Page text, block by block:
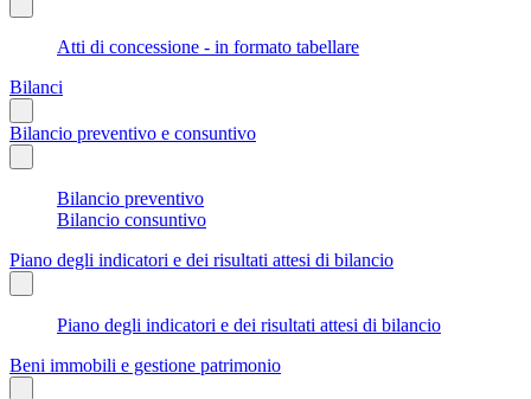
Atti di concessione - in formato tabellare
Bilanci
Bilancio preventivo e consuntivo
Bilancio preventivo
Bilancio consuntivo
Piano degli indicatori e dei risultati attesi di bilancio
Piano degli indicatori e dei risultati attesi di bilancio
Beni immobili e gestione patrimonio